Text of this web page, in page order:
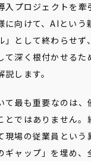
入プロジェクトを牽
に向けて、AIという
」として終わらせず
て深く根付かせるた
します。
て最も重要なのは、
とではありません。
現場の従業員という
ギャップ」を埋め、